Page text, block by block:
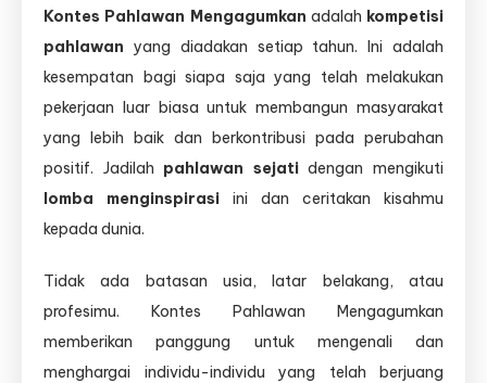
Kontes Pahlawan Mengagumkan adalah kompetisi
pahlawan yang diadakan setiap tahun. Ini adalah
kesempatan bagi siapa saja yang telah melakukan
pekerjaan luar biasa untuk membangun masyarakat
yang lebih baik dan berkontribusi pada perubahan
positif. Jadilah pahlawan sejatidengan mengikuti
lomba menginspirasi ini dan ceritakan kisahmu
kepada dunia.
Tidak ada batasan usia, latar belakang, atau
profesimu. Kontes Pahlawan Mengagumkan
memberikan panggung untuk mengenali dan
menghargai individu-individu yang telah berjuang